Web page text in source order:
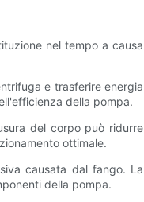
nel tempo a causa
e trasferire energia
della pompa.
del corpo può ridurre
ottimale.
causata dal fango. La
della pompa.